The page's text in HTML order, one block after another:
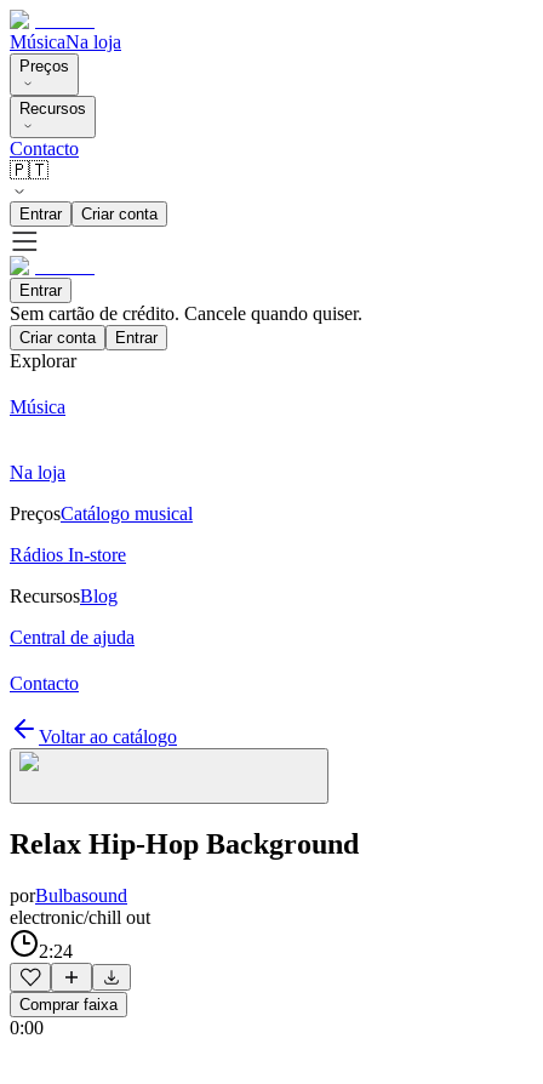
MúsicaNa loja
Preços
Recursos
Contacto
🇵🇹
Entrar Criar conta
Entrar
Sem cartão de crédito. Cancele quando quiser.
Criar conta Entrar
Explorar
Música
Na loja
PreçosCatálogo musical
Rádios In-store
RecursosBlog
Central de ajuda
Contacto
Voltar ao catálogo
Relax Hip-Hop Background
porBulbasound
electronic/chill out
2:24
Comprar faixa
0:00